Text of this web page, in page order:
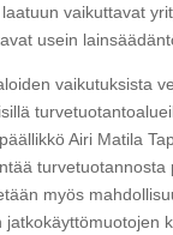
vaikuttavat
usein
vaikutuksista
Airi Matila
myös